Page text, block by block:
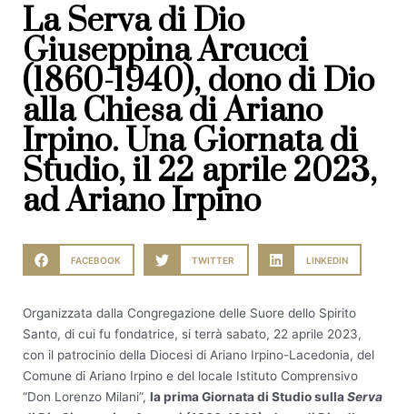
La Serva di Dio
Giuseppina Arcucci
(1860-1940), dono di Dio
alla Chiesa di Ariano
Irpino. Una Giornata di
Studio, il 22 aprile 2023,
ad Ariano Irpino
FACEBOOK TWITTER LINKEDIN
Organizzata dalla Congregazione delle Suore dello Spirito
Santo, di cui fu fondatrice, si terrà sabato, 22 aprile 2023,
con il patrocinio della Diocesi di Ariano Irpino-Lacedonia, del
Comune di Ariano Irpino e del locale Istituto Comprensivo
“Don Lorenzo Milani”, la prima Giornata di Studio sullaServa